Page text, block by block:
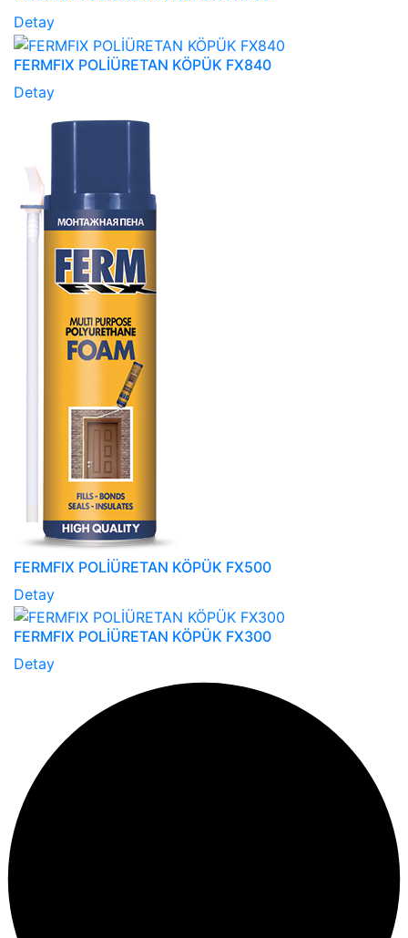
Detay
FERMFIX POLİÜRETAN KÖPÜK FX840
Detay
FERMFIX POLİÜRETAN KÖPÜK FX500
Detay
FERMFIX POLİÜRETAN KÖPÜK FX300
Detay